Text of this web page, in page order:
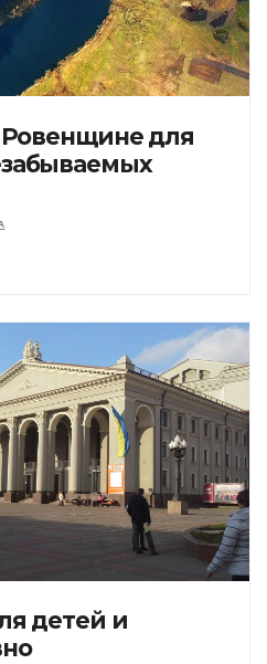
для
детей и